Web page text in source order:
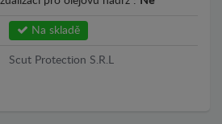
Na skladě
Scut Protection S.R.L